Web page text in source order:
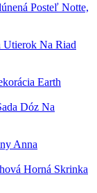
Posteľ Notte,
Utierok Na Riad
Earth
Dóz Na
Anna
Horná Skrinka